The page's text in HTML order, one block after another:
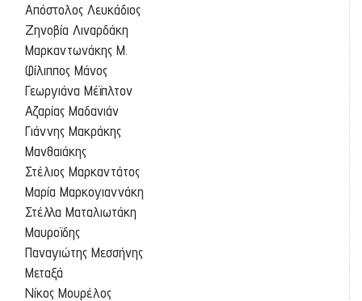
Απόστολος Λευκάδιος
Ζηνοβία Λιναρδάκη
Μαρκαντωνάκης Μ.
Φίλιππος Μάνος
Γεωργιάνα Μέϊπλτον
Αζαρίας Μαδανιάν
Γιάννης Μακράκης
Μανθαιάκης
Στέλιος Μαρκαντάτος
Μαρία Μαρκογιαννάκη
Στέλλα Ματαλιωτάκη
Μαυροϊδης
Παναγιώτης Μεσσήνης
Μεταξά
Νίκος Μουρέλος